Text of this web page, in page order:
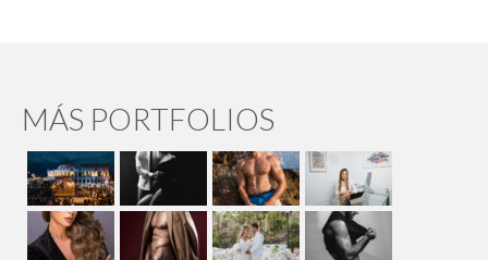
MÁS PORTFOLIOS